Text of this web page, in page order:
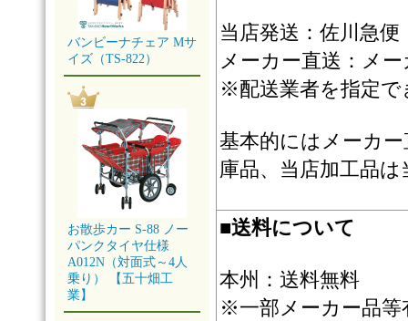
バンビーナチェア Mサ
イズ（TS-822）
お散歩カー S-88 ノー
パンクタイヤ仕様
A012N（対面式～4人
乗り） 【五十畑工
業】
当店発送：佐川急便
メーカー直送：メ
※配送業者を指定で
基本的にはメーカ
庫品、当店加工品
■送料について
本州：送料無料
※一部メーカー品等